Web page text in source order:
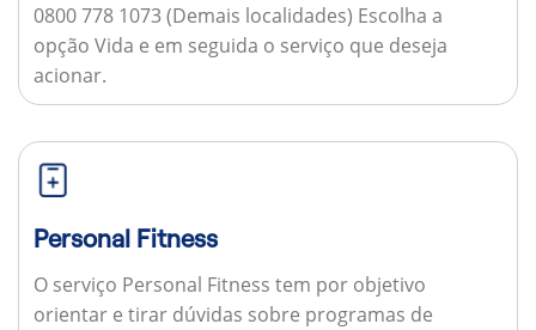
0800 778 1073 (Demais localidades) Escolha a
opção Vida e em seguida o serviço que deseja
acionar.
Personal Fitness
O serviço Personal Fitness tem por objetivo
orientar e tirar dúvidas sobre programas de